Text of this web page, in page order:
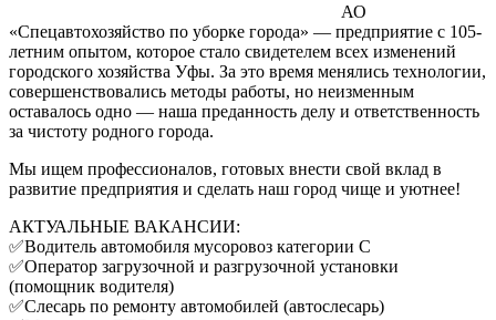
АО
«Спецавтохозяйство по уборке города» — предприятие с 105-
летним опытом, которое стало свидетелем всех изменений
городского хозяйства Уфы. За это время менялись технологии,
совершенствовались методы работы, но неизменным
оставалось одно — наша преданность делу и ответственность
за чистоту родного города.
Мы ищем профессионалов, готовых внести свой вклад в
развитие предприятия и сделать наш город чище и уютнее!
АКТУАЛЬНЫЕ ВАКАНСИИ:
✅Водитель автомобиля мусоровоз категории С
✅Оператор загрузочной и разгрузочной установки
(помощник водителя)
✅Слесарь по ремонту автомобилей (автослесарь)